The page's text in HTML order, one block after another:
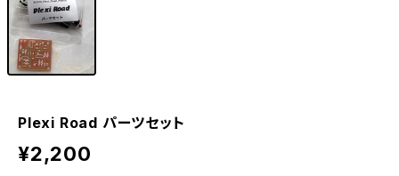
Plexi Road パーツセット
¥2,200